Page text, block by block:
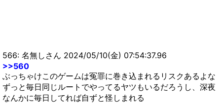
566: 名無しさん 2024/05/10(金) 07:54:37.96
>>560
ぶっちゃけこのゲームは冤罪に巻き込まれるリスクあるよな
ずっと毎日同じルートでやってるヤツもいるだろうし、深夜
なんかに毎日してれば自ずと怪しまれる